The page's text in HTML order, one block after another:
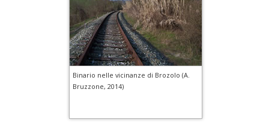
Binario nelle vicinanze di Brozolo (A.
Bruzzone, 2014)